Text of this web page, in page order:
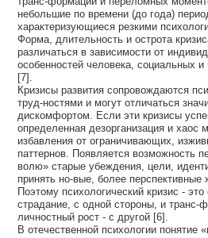
небольшие по времени (до года)
характеризующиеся резкими
Форма, длительность и острота
различаться в зависимости от
особенностей человека, социальных
[7].
Кризисы развития сопровождаются
труд-ностями и могут отличаться
дискомфортом. Если эти кризисы
определенная дезорганизация и хаос
избавления от ограничивающих,
паттернов. Появляется возможность
волю» старые убеждения, цели,
принять но-вые, более перспективные
Поэтому психологический кризис -
страдание, с одной стороны, и транс-
личностный рост - с другой [6].
В отечественной психологии понятие